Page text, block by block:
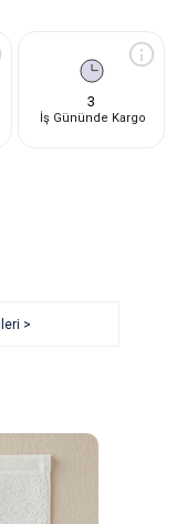
3
İş Gününde Kargo
>